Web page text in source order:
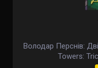
Володар Перснів:
Towers: